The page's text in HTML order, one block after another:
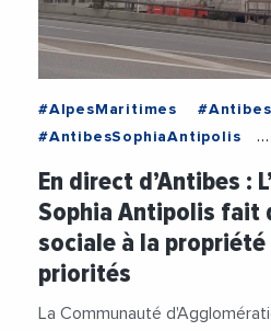
#AlpesMaritimes
#Antibes
#AntibesSophiaAntipolis
#AlpesMaritimes
#Environnement
#LocationAccession
En direct d’Antibes :
Sophia Antipolis fait
sociale à la propriété
priorités
La Communauté